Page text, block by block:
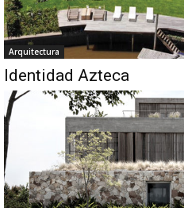
Arquitectura
Identidad Azteca